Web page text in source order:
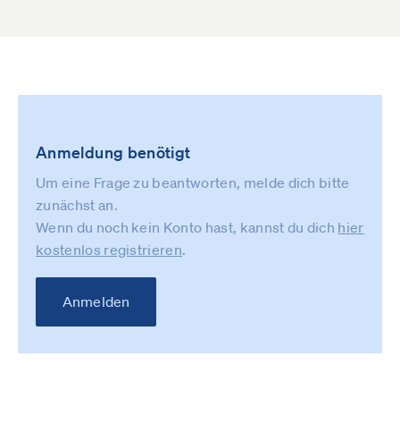
Anmeldung benötigt
Um eine Frage zu beantworten, melde dich bitte
zunächst an.
Wenn du noch kein Konto hast, kannst du dich hier
kostenlos registrieren.
Anmelden